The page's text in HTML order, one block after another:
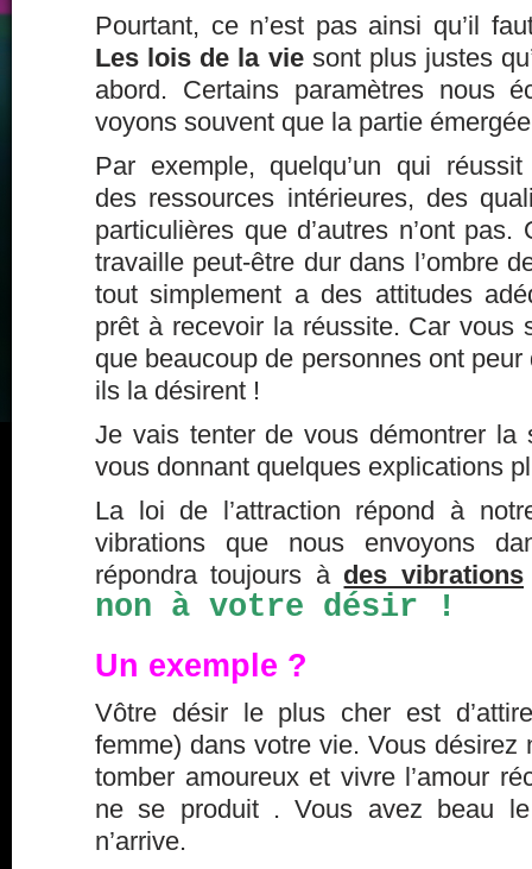
Pourtant, ce n’est pas ainsi qu’il
Les lois de la viesont plus justes
abord. Certains paramètres nous
voyons souvent que la partie émergée
Par exemple, quelqu’un qui
des ressources intérieures, des
particulières que d’autres n’ont pas.
travaille peut-être dur dans l’ombre
tout simplement a des attitudes
prêt à recevoir la réussite. Car vous
que beaucoup de personnes ont
ils la désirent !
Je vais tenter de vous démontrer la
vous donnant quelques explications
La loi de l’attraction répond à
vibrations que nous envoyons
répondra toujours à des vibrations
non à votre désir !
Un exemple ?
Vôtre désir le plus cher est
femme) dans votre vie. Vous désirez
tomber amoureux et vivre l’amour
ne se produit . Vous avez beau
n’arrive.